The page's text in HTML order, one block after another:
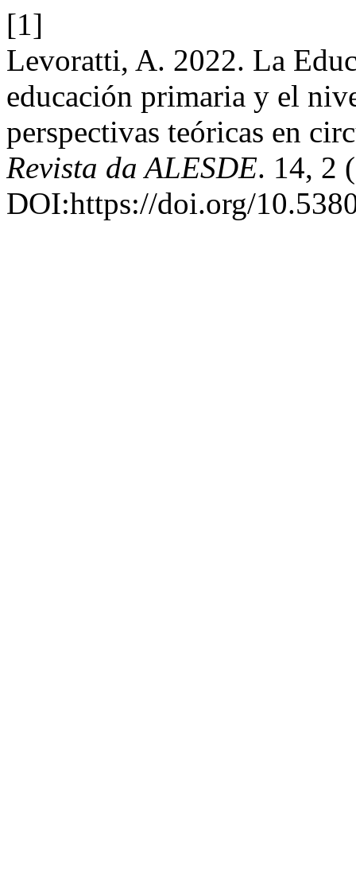
[1]
Levoratti, A. 2022. La
educación primaria y el
perspectivas teóricas en
Revista da ALESDE. 14, 2
DOI:https://doi.org/